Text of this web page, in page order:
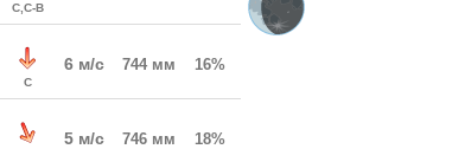
С,С-В
С
6 м/с 744 мм 16%
5 м/с 746 мм 18%